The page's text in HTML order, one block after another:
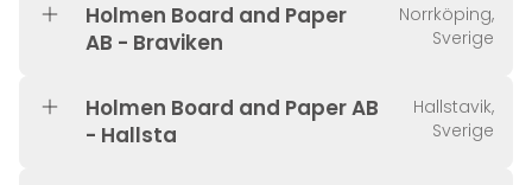
Holmen Board and Paper
AB - Braviken
Norrköping,
Sverige
Holmen Board and Paper AB
- Hallsta
Hallstavik,
Sverige